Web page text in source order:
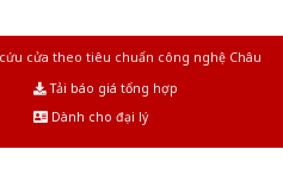
cửa theo tiêu chuẩn công nghệ Châu
Tải báo giá tổng hợp
Dành cho đại lý